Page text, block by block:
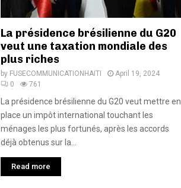
La présidence brésilienne du G20
veut une taxation mondiale des
plus riches
by FUSECOMMUNICATIONHAITI
April 19, 2024
0
761
La présidence brésilienne du G20 veut mettre en
place un impôt international touchant les
ménages les plus fortunés, après les accords
déjà obtenus sur la...
Read more